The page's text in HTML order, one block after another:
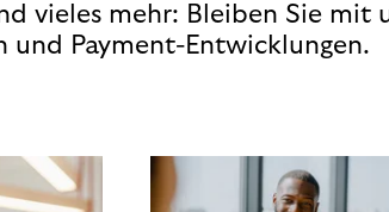
vieles mehr: Bleiben Sie mit
und Payment-Entwicklungen.